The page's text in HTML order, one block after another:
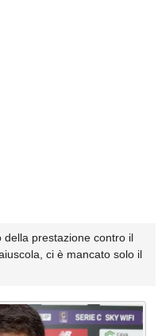
della prestazione contro il
ci è mancato solo il